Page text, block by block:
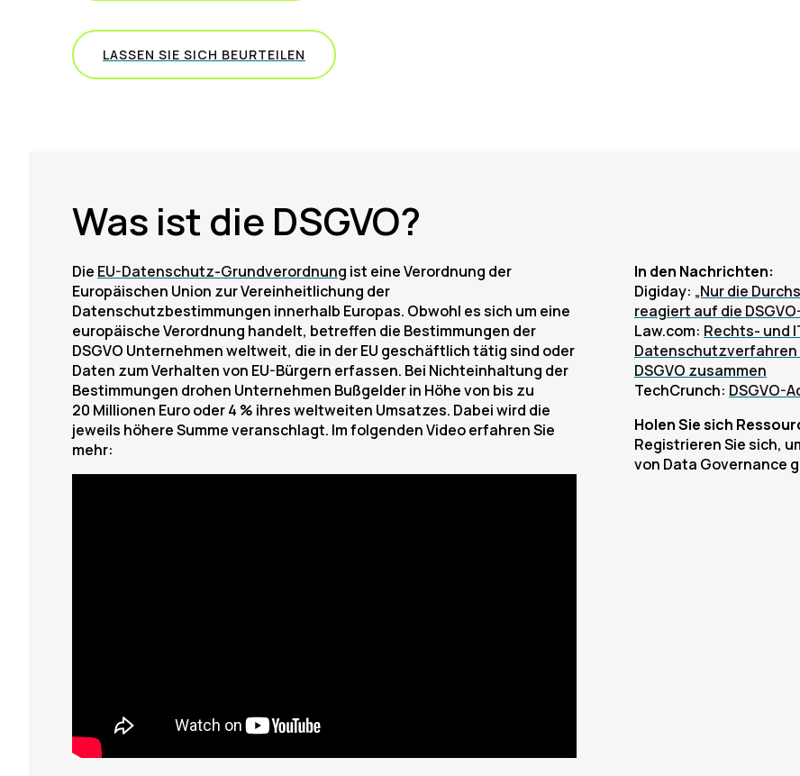
LASSEN SIE SICH BEURTEILEN
Was ist die DSGVO?
Die EU-Datenschutz-Grundverordnung ist eine Verordnung der
Europäischen Union zur Vereinheitlichung der
Datenschutzbestimmungen innerhalb Europas. Obwohl es sich um eine
europäische Verordnung handelt, betreffen die Bestimmungen der
DSGVO Unternehmen weltweit, die in der EU geschäftlich tätig sind oder
Daten zum Verhalten von EU-Bürgern erfassen. Bei Nichteinhaltung der
Bestimmungen drohen Unternehmen Bußgelder in Höhe von bis zu
20 Millionen Euro oder 4 % ihres weltweiten Umsatzes. Dabei wird die
jeweils höhere Summe veranschlagt. Im folgenden Video erfahren Sie
mehr:
In den Nachrichten:
Digiday: „Nur die
reagiert auf die
Law.com: Rechts- und
Datenschutzverfahren
DSGVO zusammen
TechCrunch: DSGVO-
Holen Sie sich
Registrieren Sie sich,
von Data Governance